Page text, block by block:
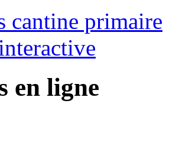
cantine primaire
en ligne